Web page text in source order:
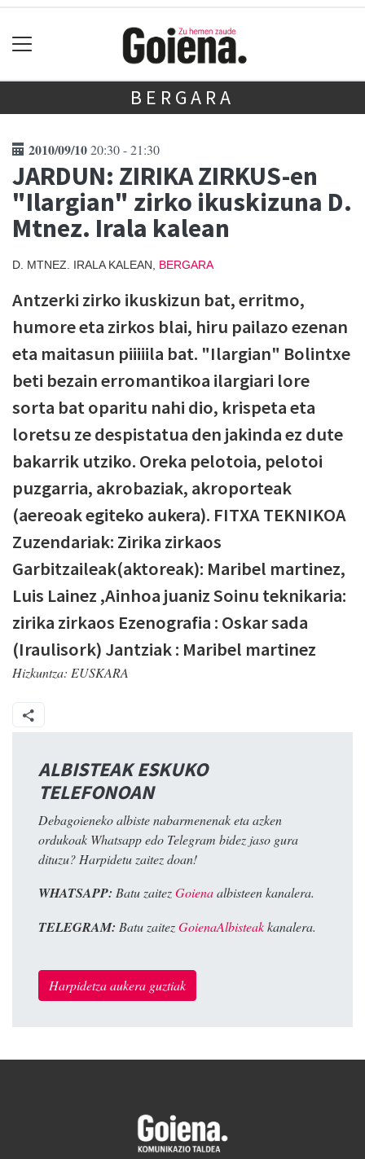
BERGARA
2010/09/1020:30 - 21:30
JARDUN: ZIRIKA ZIRKUS-en
"Ilargian" zirko ikuskizuna D.
Mtnez. Irala kalean
D. MTNEZ. IRALA KALEAN, BERGARA
Antzerki zirko ikuskizun bat, erritmo,
humore eta zirkos blai, hiru pailazo ezenan
eta maitasun piiiiila bat. "Ilargian" Bolintxe
beti bezain erromantikoa ilargiari lore
sorta bat oparitu nahi dio, krispeta eta
loretsu ze despistatua den jakinda ez dute
bakarrik utziko. Oreka pelotoia, pelotoi
puzgarria, akrobaziak, akroporteak
(aereoak egiteko aukera). FITXA TEKNIKOA
Zuzendariak: Zirika zirkaos
Garbitzaileak(aktoreak): Maribel martinez,
Luis Lainez ,Ainhoa juaniz Soinu teknikaria:
zirika zirkaos Ezenografia : Oskar sada
(Iraulisork) Jantziak : Maribel martinez
Hizkuntza: EUSKARA
ALBISTEAK ESKUKO
TELEFONOAN
Debagoieneko albiste nabarmenenak eta azken
ordukoak Whatsapp edo Telegram bidez jaso gura
dituzu? Harpidetu zaitez doan!
WHATSAPP: Batu zaitezGoienaalbisteen kanalera.
TELEGRAM: Batu zaitezGoienaAlbisteakkanalera.
Harpidetza aukera guztiak